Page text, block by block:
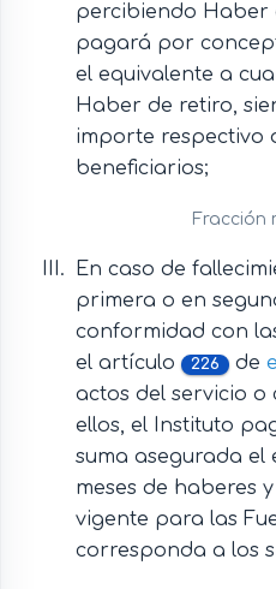
percibiendo Haber
pagará por
el equivalente a
Haber de retiro,
importe respectivo
beneficiarios;
Fracción
En caso de
primera o en
conformidad con
el artículo
226 de
actos del servicio o
ellos, el Instituto
suma asegurada el
meses de haberes
vigente para las
corresponda a los